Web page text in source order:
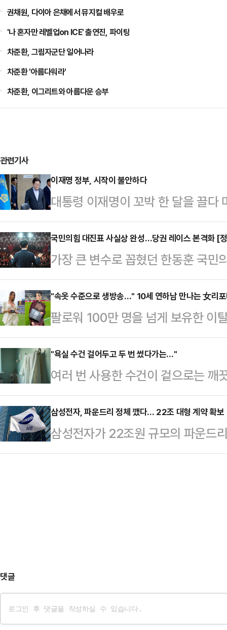
권채원, 다이아 은채에서 뮤지컬 배우로
'나 혼자만 레벨업on ICE' 출연진, 파이팅
차준환, 그림자군단 일어나라
차준환 '아름다워라'
차준환, 이그리트와 아름다운 승부
관련기사
이재명 정부, 시작이 불안하다
대통령 이재명이 꼬박 한 달을 끌다
카드 폐기는 사실은 아주 쉬운 결정
가사도우미나 배달원에게 행한 사
실의 가족이자 입법 작업 동료들을
를 요구했고, 자기가 부임하기로 된
원 해결을 압박하며 폭언과 예산
다.이러면 잘라내기가 하나도 어렵
철회가 정 야박했다…
국민의힘 대진표 사실상 완성…당권 레이스 본격화 [
가장 큰 변수로 꼽혔던 한동훈 국민
전당대회 대진표의 윤곽이 한층 뚜
터 시작되지만 핵심 인사의 깜짝 출
세하다.이 가운데 한국사 강사 출신
바 '친길(친전한길)'의 김문수·장동
철수·조경태 후보, 그리고 양측의
략으로 본격적인 표심 공략에 나설
문수·장동혁 …
"속옷 수준으로 생방송…" 10세 연하남 만나는 女리
팔로워 100만 명을 넘게 보유한 이
나의 과한 노출 의상이 화제의 중
에 따르면 엘레오노라 인카르도나
스타디움에서 열린 PSG와 바이에
착용했다.공개된 사진에 따르면 인
트와 브라톱 차림(사진 왼쪽)으로
셜미디어(SNS)에 공유돼 화제를
태의 상의 차림은 과하…
"욕실 수건 걸어두고 두 번 썼다가는…"
여러 번 사용한 수건이 겉으로는 깨
결과가 나왔다.프림로즈 프리스톤
일(현지시간) 영국 매체 데일리메
용한 후 세탁하는 게 좋다"고 밝혔
깨끗한 수건도 더 이상 깨끗하지 않
삼성전자, 파운드리 정체 깼다… 22조 대형 계약 확보
삼성전자가 22조원 규모의 파운드
다.삼성전자는 28일 글로벌 대형
댓글